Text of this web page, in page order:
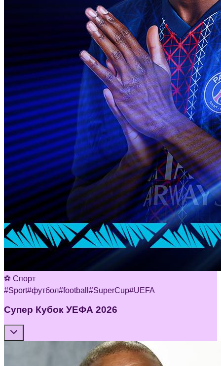
⚽ Спорт
#Sport#футбол#football #SuperCup#UEFA
Супер Кубок УЕФА 2026